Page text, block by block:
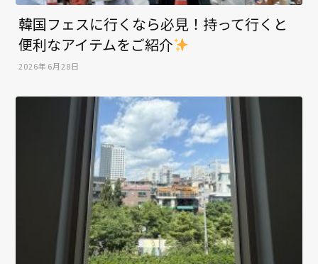
韓国フェスに行くなら必見！持って行くと
便利なアイテムをご紹介
2026年6月28日